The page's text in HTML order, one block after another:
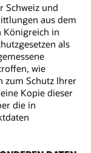
Schweiz und
aus dem
Königreich in
als
wie
zum Schutz Ihrer
Kopie dieser
die in